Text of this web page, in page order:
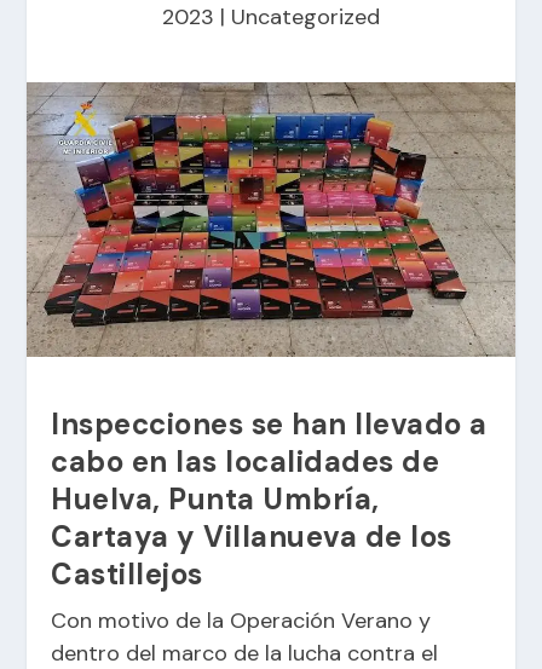
2023 | Uncategorized
Inspecciones se han llevado a
cabo en las localidades de
Huelva, Punta Umbría,
Cartaya y Villanueva de los
Castillejos
Con motivo de la Operación Verano y
dentro del marco de la lucha contra el